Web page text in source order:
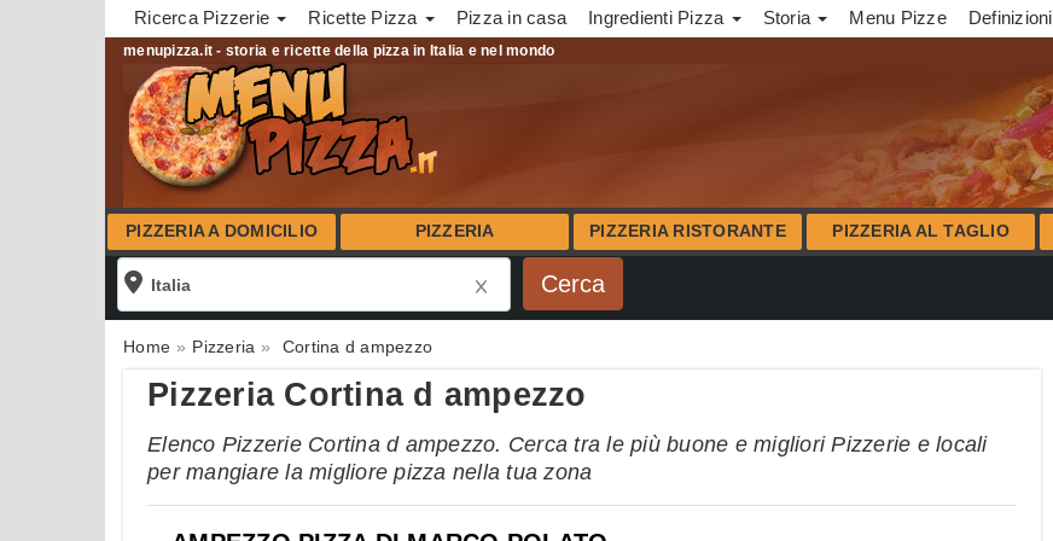
Ricerca Pizzerie Ricette Pizza Pizza in casa Ingredienti Pizza Storia Menu Pizze Definizioni
menupizza.it - storia e ricette della pizza in Italia e nel mondo
PIZZERIA A DOMICILIO PIZZERIA PIZZERIA RISTORANTE PIZZERIA AL TAGLIO
Home Pizzeria Cortina d ampezzo
Pizzeria Cortina d ampezzo
Elenco Pizzerie Cortina d ampezzo. Cerca tra le più buone e migliori Pizzerie e locali
per mangiare la migliore pizza nella tua zona